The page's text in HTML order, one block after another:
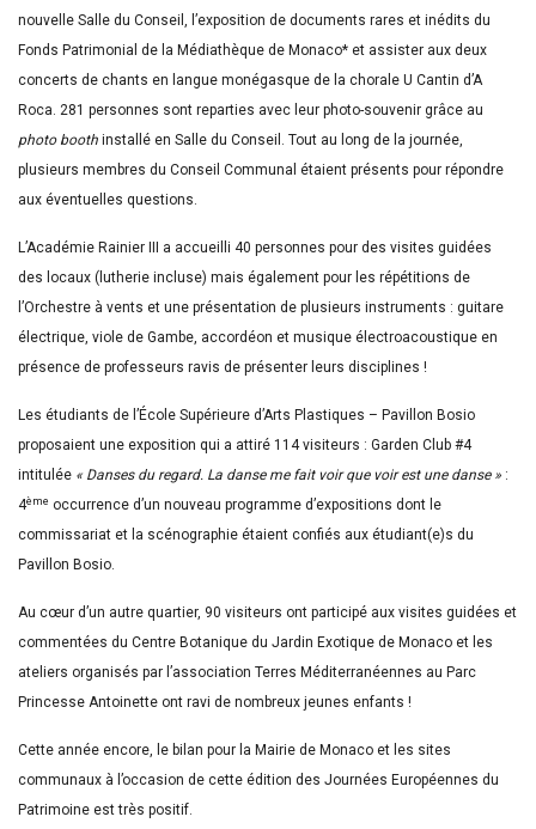
nouvelle Salle du Conseil, l’exposition de documents rares et inédits du
Fonds Patrimonial de la Médiathèque de Monaco* et assister aux deux
concerts de chants en langue monégasque de la chorale U Cantin d’A
Roca. 281 personnes sont reparties avec leur photo-souvenir grâce au
photo booth installé en Salle du Conseil. Tout au long de la journée,
plusieurs membres du Conseil Communal étaient présents pour répondre
aux éventuelles questions.
L’Académie Rainier III a accueilli 40 personnes pour des visites guidées
des locaux (lutherie incluse) mais également pour les répétitions de
l’Orchestre à vents et une présentation de plusieurs instruments : guitare
électrique, viole de Gambe, accordéon et musique électroacoustique en
présence de professeurs ravis de présenter leurs disciplines !
Les étudiants de l’École Supérieure d’Arts Plastiques – Pavillon Bosio
proposaient une exposition qui a attiré 114 visiteurs : Garden Club #4
intitulée « Danses du regard. La danse me fait voir que voir est une danse » :
4ème occurrence d’un nouveau programme d’expositions dont le
commissariat et la scénographie étaient confiés aux étudiant(e)s du
Pavillon Bosio.
Au cœur d’un autre quartier, 90 visiteurs ont participé aux visites guidées et
commentées du Centre Botanique du Jardin Exotique de Monaco et les
ateliers organisés par l’association Terres Méditerranéennes au Parc
Princesse Antoinette ont ravi de nombreux jeunes enfants !
Cette année encore, le bilan pour la Mairie de Monaco et les sites
communaux à l’occasion de cette édition des Journées Européennes du
Patrimoine est très positif.